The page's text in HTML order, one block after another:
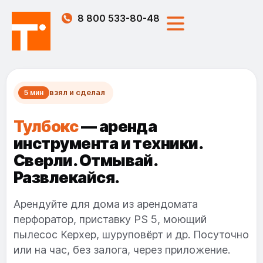
8 800 533-80-48
5 мин взял и сделал
Тулбокс— аренда
инструмента и техники.
Сверли. Отмывай.
Развлекайся.
Арендуйте для дома из арендомата
перфоратор, приставку PS 5, моющий
пылесос Керхер, шуруповёрт и др. Посуточно
или на час, без залога, через приложение.